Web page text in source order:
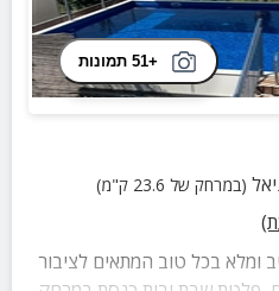
+51 תמונות
(במרחק של 23.6 ק"מ)
ומלא בכל טוב המתאים לציבור